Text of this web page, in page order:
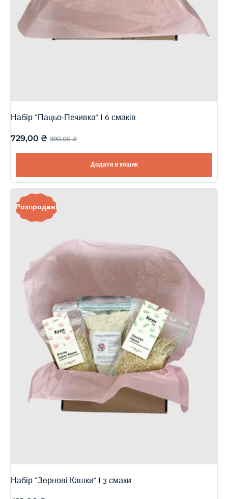
Набір “Пацьо-Печивка” | 6 смаків
990,00₴
729,00 ₴
Додати в кошик
Розпродаж!
Набір “Зернові Кашки” | 3 смаки